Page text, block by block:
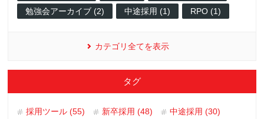
勉強会アーカイブ (2)
中途採用 (1) RPO (1)
カテゴリ全てを表示
タグ
採用ツール (55) 新卒採用 (48)
中途採用 (30)